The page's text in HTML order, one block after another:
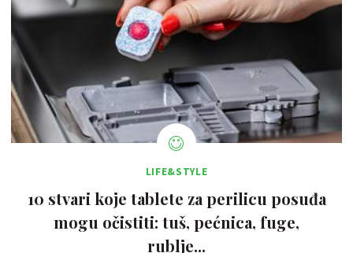
LIFE&STYLE
10 stvari koje tablete za perilicu posuđa
mogu očistiti: tuš, pećnica, fuge,
rublje...